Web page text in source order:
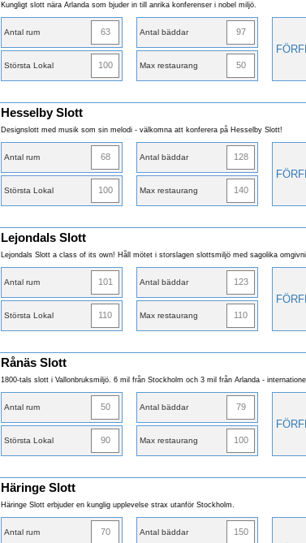
Kungligt slott nära Arlanda som bjuder in till anrika konferenser i nobel miljö.
Antal rum 63 Antal bäddar 97
Största Lokal 100 Max restaurang 50
Hesselby Slott
Designslott med musik som sin melodi - välkomna att konferera på Hesselby Slott!
Antal rum 68 Antal bäddar 128
Största Lokal 100 Max restaurang 140
Lejondals Slott
Lejondals Slott a class of its own! Håll mötet i storslagen slottsmiljö med sagolika
Antal rum 101 Antal bäddar 123
Största Lokal 110 Max restaurang 110
Rånäs Slott
1800-tals slott i Vallonbruksmiljö. 6 mil från Stockholm och 3 mil från Arlanda -
Antal rum 50 Antal bäddar 79
Största Lokal 90 Max restaurang 100
Häringe Slott
Häringe Slott erbjuder en kunglig upplevelse strax utanför Stockholm.
Antal rum 70 Antal bäddar 150